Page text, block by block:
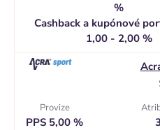
%
Cashback a kupónové
1,00 - 2,00 %
Provize
PPS 5,00 %